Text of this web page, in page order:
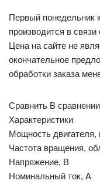
Первый понедельник
производится в
Цена на сайте не
окончательное
обработки заказа
Сравнить В сравнении
Характеристики
Мощность двигателя,
Частота вращения,
Напряжение, В
Номинальный ток, А